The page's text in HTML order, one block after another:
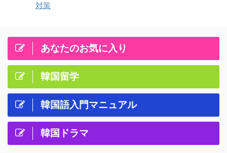
対策
あなたのお気に入り
韓国留学
韓国語入門マニュアル
韓国ドラマ